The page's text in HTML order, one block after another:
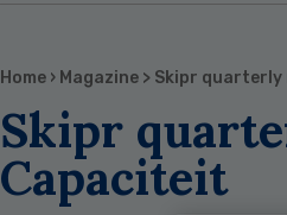
Home › Magazine > Skipr quarterly
Skipr
Capaciteit